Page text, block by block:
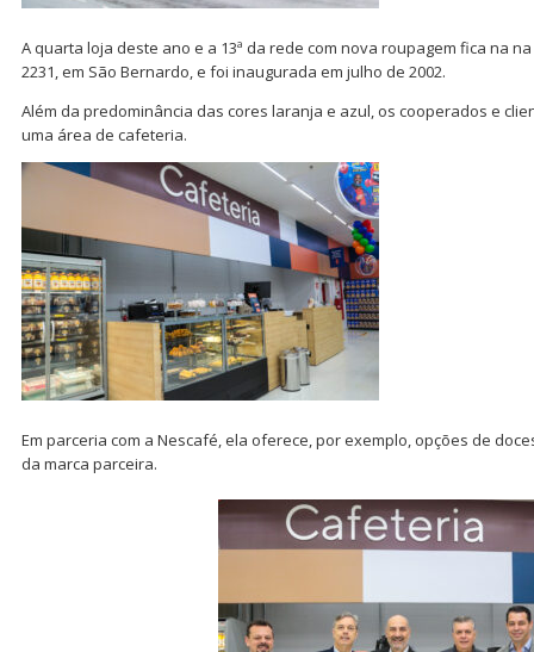
A quarta loja deste ano e a 13ª da rede com nova roupagem fica na
2231, em São Bernardo, e foi inaugurada em julho de 2002.
Além da predominância das cores laranja e azul, os cooperados e
uma área de cafeteria.
Em parceria com a Nescafé, ela oferece, por exemplo, opções de
da marca parceira.